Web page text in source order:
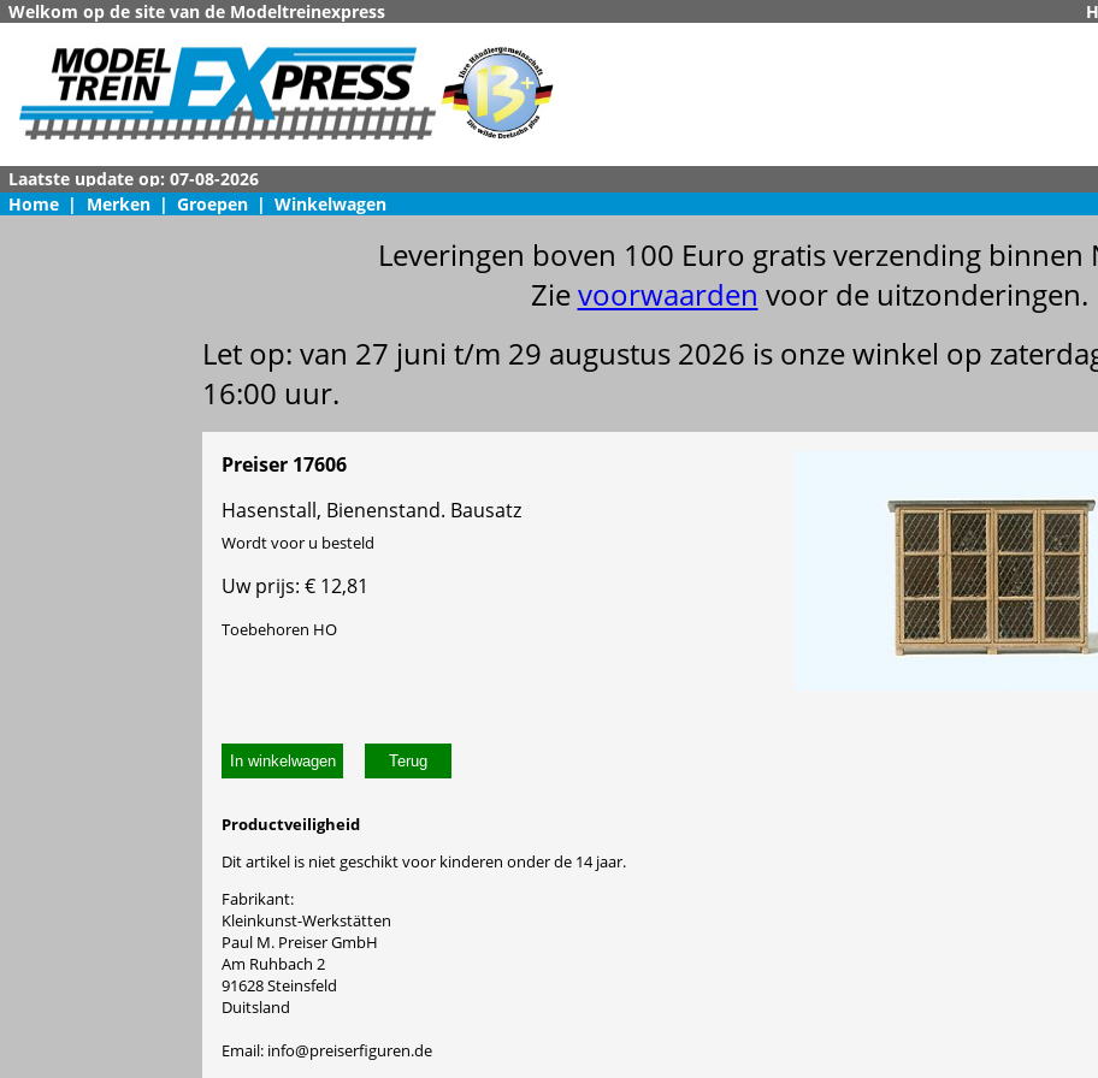
Welkom op de site van de Modeltreinexpress
Home | Merken | Groepen | Winkelwagen
Leveringen boven 100 Euro gratis verzending binnen
Zievoorwaarden voor de uitzonderingen.
Let op: van 27 juni t/m 29 augustus 2026 is onze winkel op
16:00 uur.
Preiser 17606
Hasenstall, Bienenstand. Bausatz
Wordt voor u besteld
Uw prijs: € 12,81
Toebehoren HO
In winkelwagen
Productveiligheid
Dit artikel is niet geschikt voor kinderen onder de 14 jaar.
Fabrikant:
Kleinkunst-Werkstätten
Paul M. Preiser GmbH
Am Ruhbach 2
91628 Steinsfeld
Duitsland
Email: info@preiserfiguren.de